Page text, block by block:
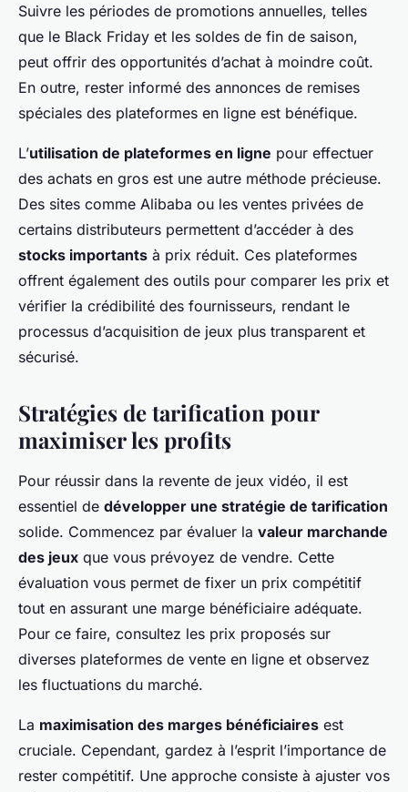
Suivre les périodes de promotions annuelles, telles
que le Black Friday et les soldes de fin de saison,
peut offrir des opportunités d’achat à moindre coût.
En outre, rester informé des annonces de remises
spéciales des plateformes en ligne est bénéfique.
L’utilisation de plateformes en ligne pour effectuer
des achats en gros est une autre méthode précieuse.
Des sites comme Alibaba ou les ventes privées de
certains distributeurs permettent d’accéder à des
stocks importants à prix réduit. Ces plateformes
offrent également des outils pour comparer les prix et
vérifier la crédibilité des fournisseurs, rendant le
processus d’acquisition de jeux plus transparent et
sécurisé.
Stratégies de tarification pour
maximiser les profits
Pour réussir dans la revente de jeux vidéo, il est
essentiel de développer une stratégie de tarification
solide. Commencez par évaluer la valeur marchande
des jeux que vous prévoyez de vendre. Cette
évaluation vous permet de fixer un prix compétitif
tout en assurant une marge bénéficiaire adéquate.
Pour ce faire, consultez les prix proposés sur
diverses plateformes de vente en ligne et observez
les fluctuations du marché.
La maximisation des marges bénéficiaires est
cruciale. Cependant, gardez à l’esprit l’importance de
rester compétitif. Une approche consiste à ajuster vos